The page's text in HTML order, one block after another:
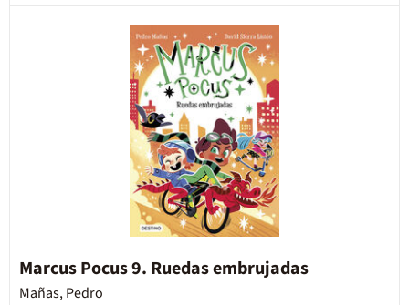
Marcus Pocus 9. Ruedas embrujadas
Mañas, Pedro